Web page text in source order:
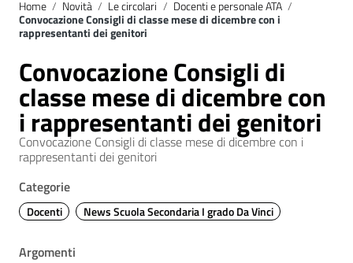
Home / Novità / Le circolari / Docenti e personale ATA /
Convocazione Consigli di classe mese di dicembre con i
rappresentanti dei genitori
Convocazione Consigli di
classe mese di dicembre con
i rappresentanti dei genitori
Convocazione Consigli di classe mese di dicembre con i
rappresentanti dei genitori
Categorie
Docenti News Scuola Secondaria I grado Da Vinci
Argomenti